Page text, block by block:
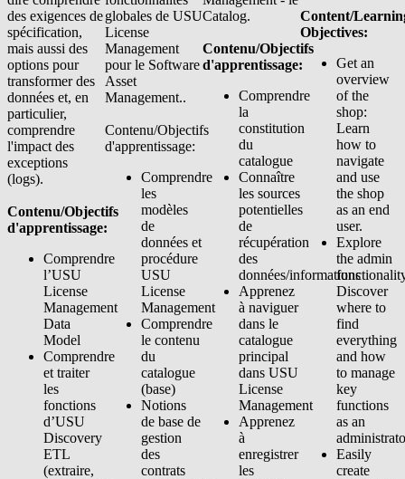
des exigences de
spécification,
mais aussi des
options pour
transformer des
données et, en
particulier,
comprendre
l'impact des
exceptions
(logs).
Contenu/Objectifs
d'apprentissage:
Comprendre
l’USU
License
Management
Data
Model
Comprendre
et traiter
les
fonctions
d’USU
Discovery
ETL
(extraire,
globales de USU
License
Management
pour le Software
Asset
Management..
Contenu/Objectifs
d'apprentissage:
Comprendre
les
modèles
de
données et
procédure
USU
License
Management
Comprendre
le contenu
du
catalogue
(base)
Notions
de base de
gestion
des
contrats
Catalog.
Contenu/Objectifs
d'apprentissage:
Comprendre
la
constitution
du
catalogue
Connaître
les sources
potentielles
de
récupération
des
données/informations
Apprenez
à naviguer
dans le
catalogue
principal
dans USU
License
Management
Apprenez
à
enregistrer
les
Content/
Objectives:
Get an
overview
of the
shop:
Learn
how to
navigate
and use
the shop
as an end
user.
Explore
the admin
Discover
where to
find
everything
and how
to manage
key
functions
as an
Easily
create